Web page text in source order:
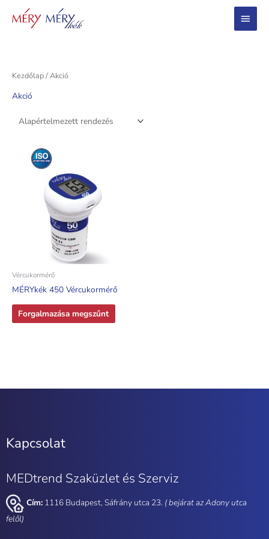
Main
Menu
Kezdőlap/ Akció
Akció
Vércukormérő
MÉRYkék 450 Vércukormérő
Forgalmazása megszűnt
Kapcsolat
MEDtrend Szaküzlet és Szerviz
Cím: 1116 Budapest, Sáfrány utca 23. ( bejárat az Adony utca
felől)